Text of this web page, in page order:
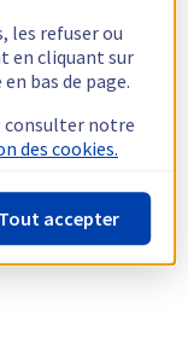
les refuser ou
en cliquant sur
bas de page.
consulter notre
des cookies.
Tout accepter